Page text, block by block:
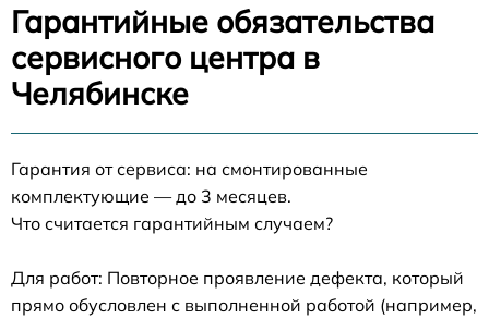
Гарантийные обязательства
сервисного центра в
Челябинске
Гарантия от сервиса: на смонтированные
комплектующие — до 3 месяцев.
Что считается гарантийным случаем?
Для работ: Повторное проявление дефекта, который
прямо обусловлен с выполненной работой (например,